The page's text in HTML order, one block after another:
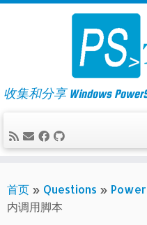
Skip
收集和分享 Windows
首页 » Questions »
内调用脚本